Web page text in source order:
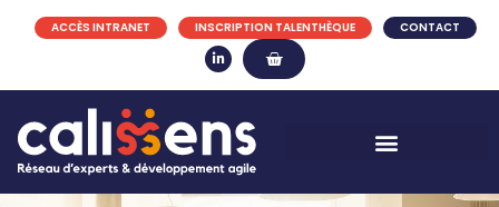
ACCÈS INTRANET INSCRIPTION TALENTHÈQUE CONTACT